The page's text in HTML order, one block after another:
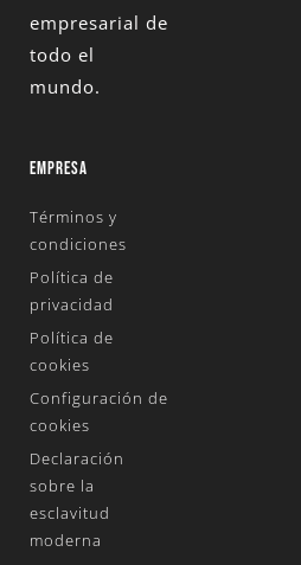
empresarial de
todo el
mundo.
EMPRESA
Términos y
condiciones
Política de
privacidad
Política de
cookies
Configuración de
cookies
Declaración
sobre la
esclavitud
moderna